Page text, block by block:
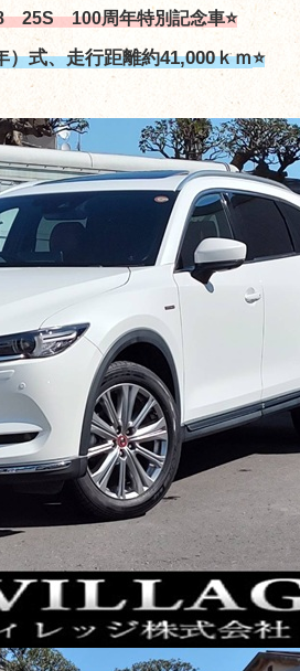
25S 100周年特別記念車⭐
）式、走行距離約41,000ｋｍ⭐